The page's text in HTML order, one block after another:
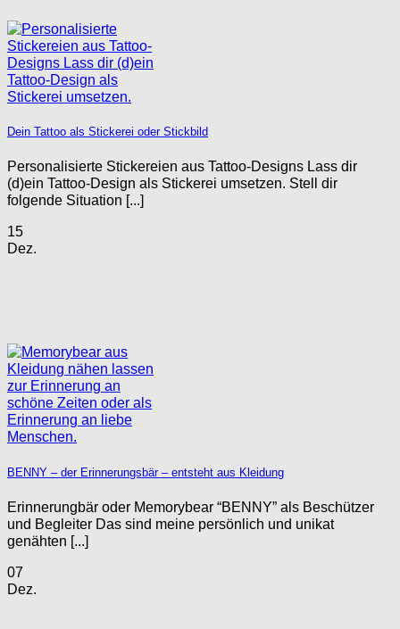
Dein Tattoo als Stickerei oder Stickbild
Personalisierte Stickereien aus Tattoo-Designs Lass dir
(d)ein Tattoo-Design als Stickerei umsetzen. Stell dir
folgende Situation [...]
15
Dez.
BENNY – der Erinnerungsbär – entsteht aus Kleidung
Erinnerungbär oder Memorybear “BENNY” als Beschützer
und Begleiter Das sind meine persönlich und unikat
genähten [...]
07
Dez.